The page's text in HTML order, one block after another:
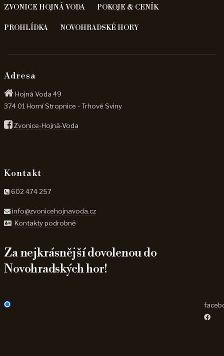
ZVONICE HOJNÁ VODA POKOJE & CENÍK
PROHLÍDKA NOVOHRADSKÉ HORY
Adresa
Hojná Voda 49
374 01 Horní Stropnice - Trhové Sviny
Zvonice-Hojná-Voda
Kontakt
602 474 257
info@zvonicehojnavoda.cz
Kontakty podrobně
Za nejkrásnější dovolenou do
Novohradských hor!